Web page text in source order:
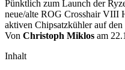
Pünktlich zum Launch der
neue/alte ROG Crosshair VIII
aktiven Chipsatzkühler auf
Von Christoph Miklos am
Inhalt